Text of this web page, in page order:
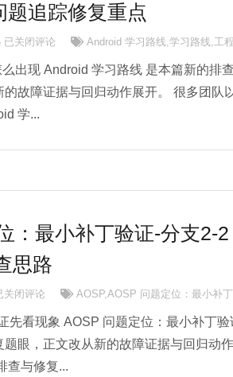
追踪修复重点
Android 学习路线：问题追踪修复重点
已关闭评论 Android 学习路线,学习路线,工
出现 Android 学习路线 是本篇新的排
故障证据与回归动作展开。 很多团队
学...
：最小补丁验证-分支2-
思路
AOSP 问题定位：最小补丁验证-分支2-2：
关闭评论 AOSP,AOSP 问题定位：最小补
先看现象 AOSP 问题定位：最小补丁验
眼，正文改从新的故障证据与回归动
查与修复...